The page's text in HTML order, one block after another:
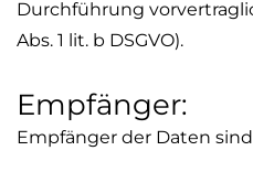
Durchführung
Abs. 1 lit. b DSGVO).
Empfänger:
Empfänger der Daten